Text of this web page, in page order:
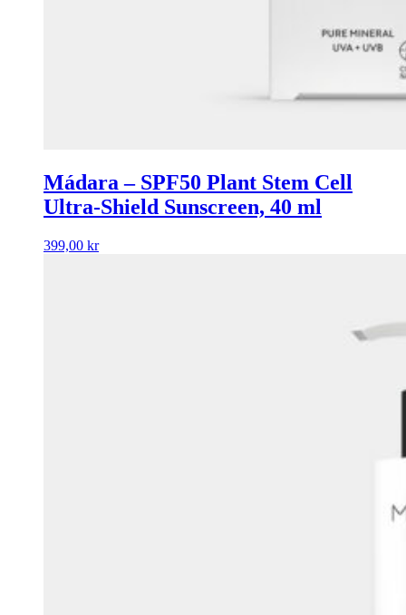
Mádara – SPF50 Plant Stem Cell
Ultra-Shield Sunscreen, 40 ml
399,00 kr